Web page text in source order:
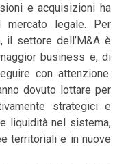
e acquisizioni ha
mercato legale. Per
il settore dell’M&A è
business e, di
con attenzione.
dovuto lottare per
strategici e
liquidità nel sistema,
territoriali e in nuove